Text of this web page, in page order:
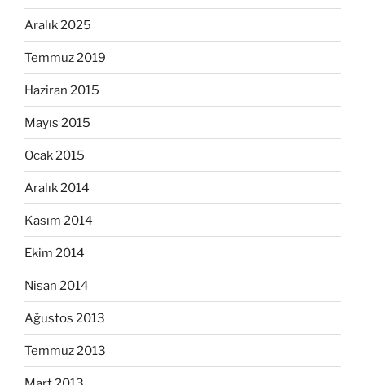
Aralık 2025
Temmuz 2019
Haziran 2015
Mayıs 2015
Ocak 2015
Aralık 2014
Kasım 2014
Ekim 2014
Nisan 2014
Ağustos 2013
Temmuz 2013